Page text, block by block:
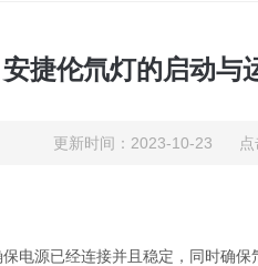
安捷伦氘灯的启动与
更新时间：2023-10-23 点
源已经连接并且稳定，同时确保